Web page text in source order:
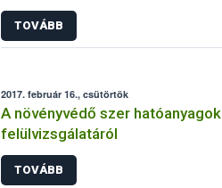
szerint
TOVÁBB
2017. február 16., csütörtök
A növényvédő szer hatóanyagok
felülvizsgálatáról
TOVÁBB